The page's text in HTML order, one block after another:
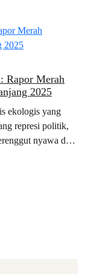
Rapor Merah
2025
ekologis yang
represi politik,
nyawa dan